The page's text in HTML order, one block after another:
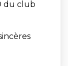
du club